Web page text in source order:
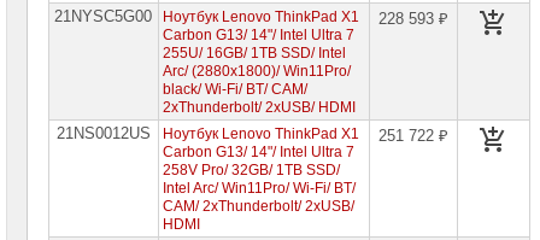
21NYSC5G00
Ноутбук Lenovo ThinkPad X1
Carbon G13/ 14"/ Intel Ultra 7
255U/ 16GB/ 1TB SSD/ Intel
Arc/ (2880x1800)/ Win11Pro/
black/ Wi-Fi/ BT/ CAM/
2xThunderbolt/ 2xUSB/ HDMI
228 593 ₽
21NS0012US
Ноутбук Lenovo ThinkPad X1
Carbon G13/ 14"/ Intel Ultra 7
258V Pro/ 32GB/ 1TB SSD/
Intel Arc/ Win11Pro/ Wi-Fi/ BT/
CAM/ 2xThunderbolt/ 2xUSB/
HDMI
251 722 ₽